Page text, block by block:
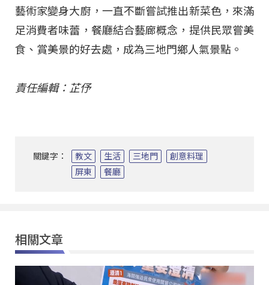
藝術家變身大廚，一直不斷嘗試推出新菜色，來滿
足消費者味蕾，餐廳結合藝廊概念，提供民眾嘗美
食、賞美景的好去處，成為三地門鄉人氣景點。
責任編輯：芷伃
關鍵字： 教文 生活 三地門
創意料理
屏東
餐廳
相關文章